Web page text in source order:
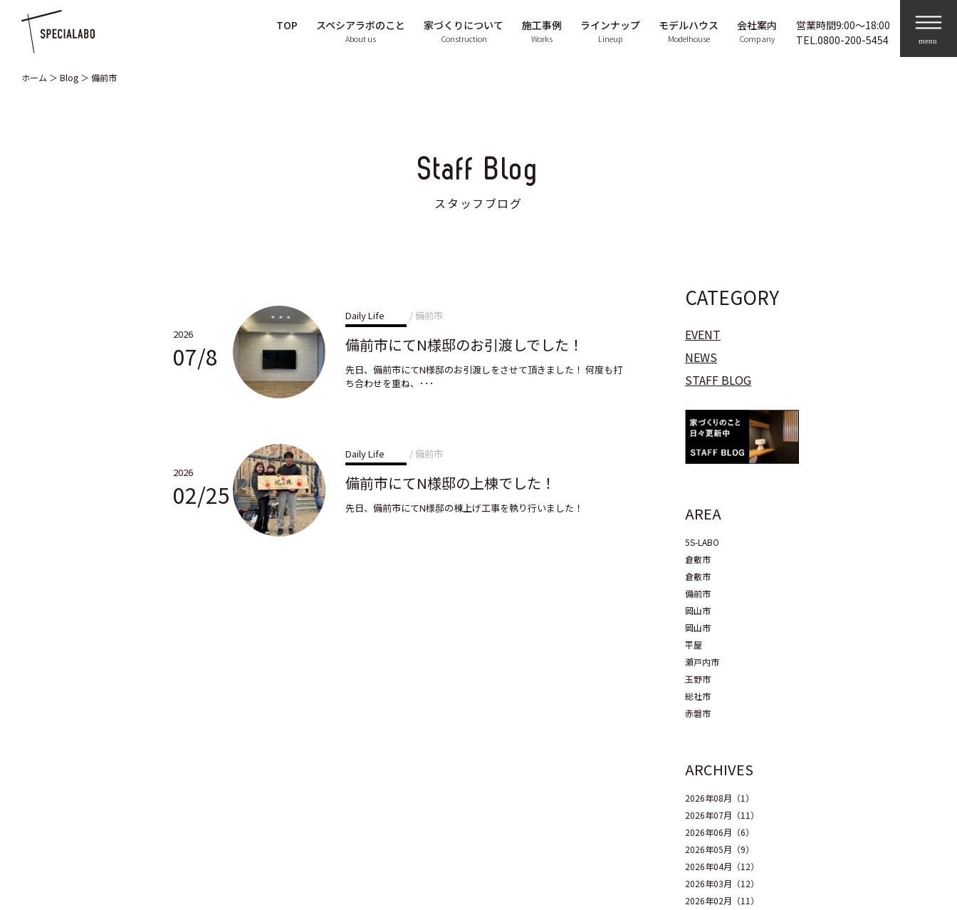
TOP スペシアラボのこと
About us
家づくりについて
Construction
施工事例
Works
ラインナップ
Lineup
モデルハウス
Modelhouse
会社案内
Company
営業時間9:00〜18:00
TEL.0800-200-5454
ホーム ＞ Blog ＞ 備前市
Staff Blog
スタッフブログ
2026
07/8
Daily Life 備前市
備前市にてN様邸のお引渡しでした！
先日、備前市にてN様邸のお引渡しをさせて頂きました！ 何度も打
ち合わせを重ね、･･･
2026
02/25
Daily Life 備前市
備前市にてN様邸の上棟でした！
先日、備前市にてN様邸の棟上げ工事を執り行いました！
CATEGORY
EVENT
NEWS
STAFF BLOG
AREA
5S-LABO
倉敷市
倉敷市
備前市
岡山市
岡山市
平屋
瀬戸内市
玉野市
総社市
赤磐市
ARCHIVES
2026年08月（1）
2026年07月（11）
2026年06月（6）
2026年05月（9）
2026年04月（12）
2026年03月（12）
2026年02月（11）